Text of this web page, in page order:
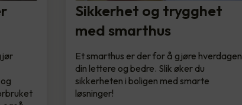
Sikkerhet og trygghet
med smarthus
Et smarthus er der for å gjøre hverdagen
din lettere og bedre. Slik øker du
sikkerheten i boligen med smarte
løsninger!